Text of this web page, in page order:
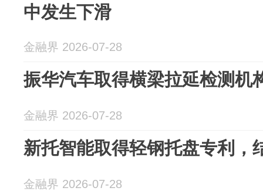
中发生下滑
金融界 2026-07-28
振华汽车取得横梁拉延检测机
金融界 2026-07-28
新托智能取得轻钢托盘专利，
金融界 2026-07-28